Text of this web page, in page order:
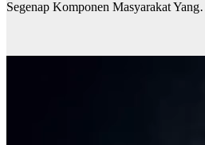
Segenap Komponen Masyarakat